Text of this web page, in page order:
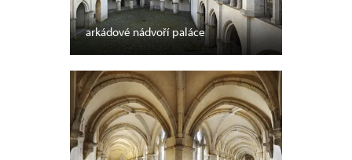
arkádové nádvoří paláce